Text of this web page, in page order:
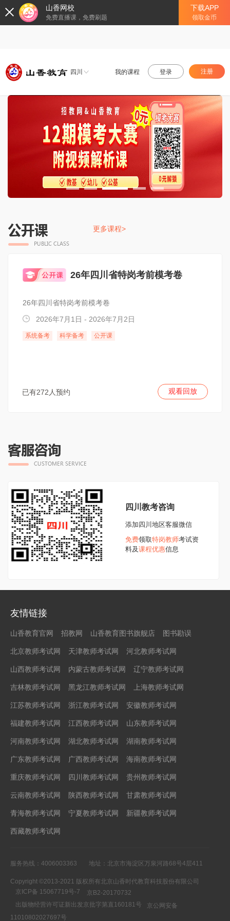
山香网校
免费直播课，免费刷题
下载APP
领取金币
四川 我的课程 登录 注册
更多课程>
26年四川省特岗考前模考卷
26年四川省特岗考前模考卷
2026年7月1日 - 2026年7月2日
系统备考 科学备考 公开课
已有272人预约 观看回放
四川教考咨询
添加四川地区客服微信
免费领取特岗教师考试资
料及课程优惠信息
友情链接
山香教育官网 招教网 山香教育图书旗舰店 图书勘误
北京教师考试网 天津教师考试网 河北教师考试网
山西教师考试网 内蒙古教师考试网 辽宁教师考试网
吉林教师考试网 黑龙江教师考试网 上海教师考试网
江苏教师考试网 浙江教师考试网 安徽教师考试网
福建教师考试网 江西教师考试网 山东教师考试网
河南教师考试网 湖北教师考试网 湖南教师考试网
广东教师考试网 广西教师考试网 海南教师考试网
重庆教师考试网 四川教师考试网 贵州教师考试网
云南教师考试网 陕西教师考试网 甘肃教师考试网
青海教师考试网 宁夏教师考试网 新疆教师考试网
西藏教师考试网
服务热线：4006003363 地址：北京市海淀区万泉河路68号4层411
Copyright ©2013-2021 版权所有北京山香时代教育科技股份有限公司
京ICP备 15067719号-7
京B2-20170732
出版物经营许可证新出发京批字第直160181号
京公网安备
11010802027697号